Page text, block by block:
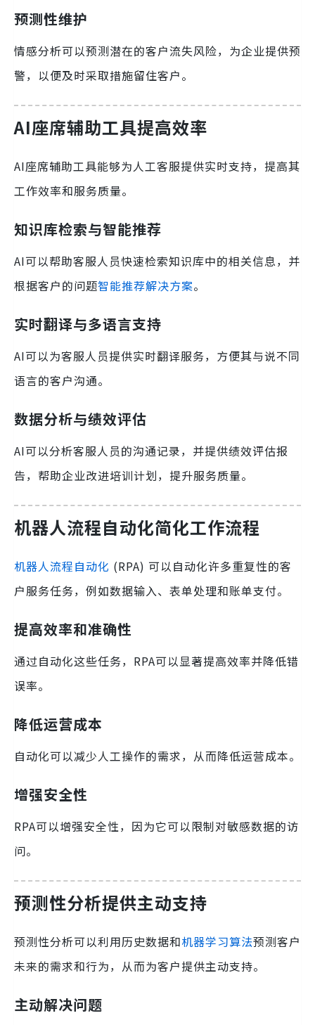
预测性维护
情感分析可以预测潜在的客户流失风险，为企业提供预
警，以便及时采取措施留住客户。
AI座席辅助工具提高效率
AI座席辅助工具能够为人工客服提供实时支持，提高其
工作效率和服务质量。
知识库检索与智能推荐
AI可以帮助客服人员快速检索知识库中的相关信息，并
根据客户的问题智能推荐解决方案。
实时翻译与多语言支持
AI可以为客服人员提供实时翻译服务，方便其与说不同
语言的客户沟通。
数据分析与绩效评估
AI可以分析客服人员的沟通记录，并提供绩效评估报
告，帮助企业改进培训计划，提升服务质量。
机器人流程自动化简化工作流程
机器人流程自动化 (RPA) 可以自动化许多重复性的客
户服务任务，例如数据输入、表单处理和账单支付。
提高效率和准确性
通过自动化这些任务，RPA可以显著提高效率并降低错
误率。
降低运营成本
自动化可以减少人工操作的需求，从而降低运营成本。
增强安全性
RPA可以增强安全性，因为它可以限制对敏感数据的访
问。
预测性分析提供主动支持
预测性分析可以利用历史数据和机器学习算法预测客户
未来的需求和行为，从而为客户提供主动支持。
主动解决问题